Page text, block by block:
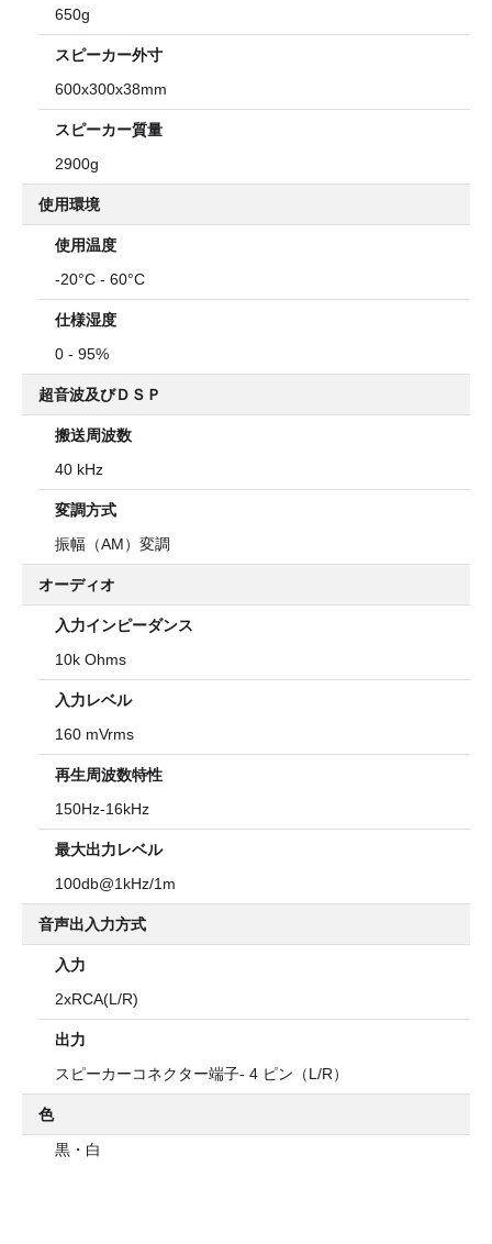
650g
スピーカー外寸
600x300x38mm
スピーカー質量
2900g
使用環境
使用温度
-20°C - 60°C
仕様湿度
0 - 95%
超音波及びＤＳＰ
搬送周波数
40 kHz
変調方式
振幅（AM）変調
オーディオ
入力インピーダンス
10k Ohms
入力レベル
160 mVrms
再生周波数特性
150Hz-16kHz
最大出力レベル
100db@1kHz/1m
音声出入力方式
入力
2xRCA(L/R)
出力
スピーカーコネクター端子- 4 ピン（L/R）
色
黒・白